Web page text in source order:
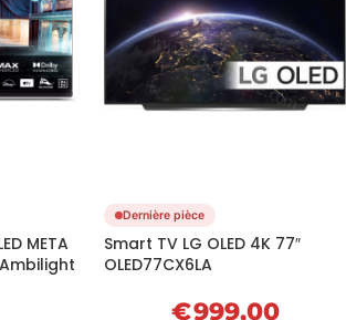
META
Ambilight
Dernière pièce
Smart TV LG OLED 4K 77″
OLED77CX6LA
€999,00